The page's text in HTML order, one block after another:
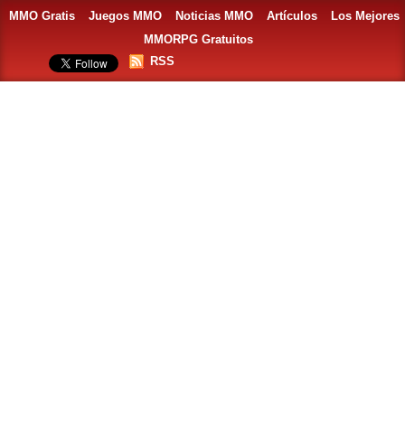
MMO Gratis Juegos MMO Noticias MMO Artículos
Los Mejores
MMORPG Gratuitos
RSS